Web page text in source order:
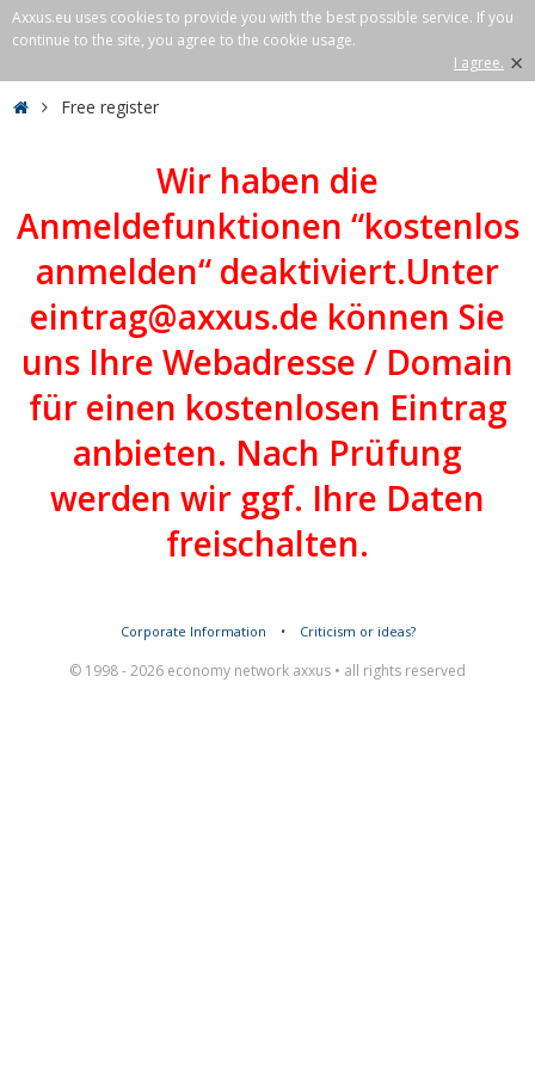
Axxus.eu uses cookies to provide you with the best possible service. If you
continue to the site, you agree to the cookie usage.
I agree. ×
Free register
Wir haben die
Anmeldefunktionen “kostenlos
anmelden“ deaktiviert.Unter
eintrag@axxus.de können Sie
uns Ihre Webadresse / Domain
für einen kostenlosen Eintrag
anbieten. Nach Prüfung
werden wir ggf. Ihre Daten
freischalten.
Corporate Information • Criticism or ideas?
© 1998 - 2026 economy network axxus • all rights reserved